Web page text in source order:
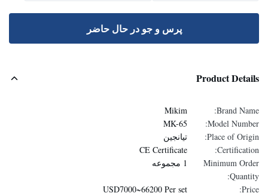
پرس و جو در حال حاضر
Product Details
Brand Name:
Mikim
Model Number:
MK-65
Place of Origin:
تیانجین
Certification:
CE Certificate
Minimum Order
Quantity:
1 مجموعه
Price:
USD7000~66200 Per set